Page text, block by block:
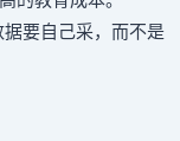
要自己采，而不是